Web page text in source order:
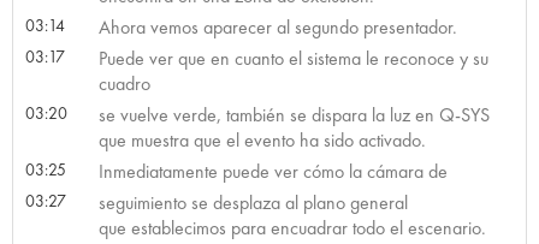
03:14 Ahora vemos aparecer al segundo presentador.
03:17
Puede ver que en cuanto el sistema le reconoce y su
cuadro
03:20
se vuelve verde, también se dispara la luz en Q-SYS
que muestra que el evento ha sido activado.
03:25 Inmediatamente puede ver cómo la cámara de
03:27
seguimiento se desplaza al plano general
que establecimos para encuadrar todo el escenario.